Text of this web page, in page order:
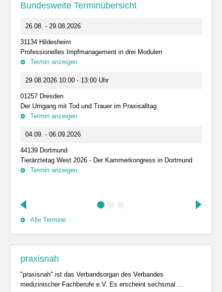
Bundesweite Terminübersicht
26.08. - 29.08.2026
31134 Hildesheim
Professionelles Impfmanagement in drei Modulen
Termin anzeigen
29.08.2026 10:00 - 13:00 Uhr
01257 Dresden
Der Umgang mit Tod und Trauer im Praxisalltag
Termin anzeigen
04.09. - 06.09.2026
44139 Dortmund
Tierärztetag West 2026 - Der Kammerkongress in Dortmund
Termin anzeigen
Alle Termine
praxisnah
"praxisnah" ist das Verbandsorgan des Verbandes
medizinischer Fachberufe e.V. Es erscheint sechsmal ...